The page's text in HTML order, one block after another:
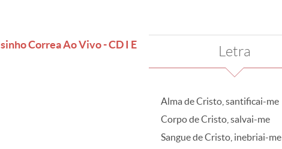
Correa Ao Vivo - CD I E
Letra
Alma de Cristo, santificai-me
Corpo de Cristo, salvai-me
Sangue de Cristo, inebriai-me